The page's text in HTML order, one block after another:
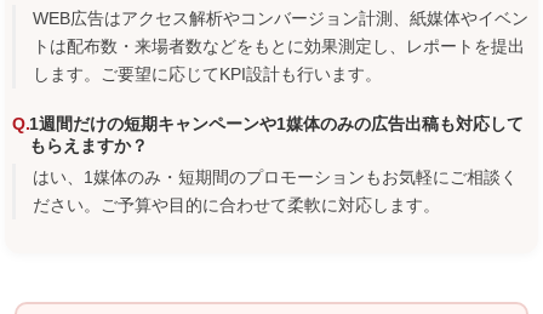
WEB広告はアクセス解析やコンバージョン計測、紙媒体やイベン
トは配布数・来場者数などをもとに効果測定し、レポートを提出
します。ご要望に応じてKPI設計も行います。
1週間だけの短期キャンペーンや1媒体のみの広告出稿も対応して
もらえますか？
はい、1媒体のみ・短期間のプロモーションもお気軽にご相談く
ださい。ご予算や目的に合わせて柔軟に対応します。